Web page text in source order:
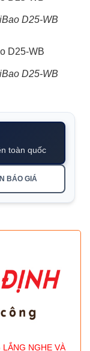
D25-WB
D25-WB
toàn quốc
IN BÁO GIÁ
LẮNG NGHE VÀ